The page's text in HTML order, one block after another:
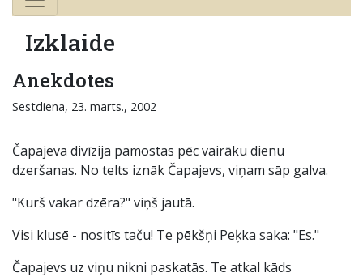
Izklaide
Anekdotes
Sestdiena, 23. marts., 2002
Čapajeva divīzija pamostas pēc vairāku dienu
dzeršanas. No telts iznāk Čapajevs, viņam sāp galva.
"Kurš vakar dzēra?" viņš jautā.
Visi klusē - nositīs taču! Te pēkšņi Peķka saka: "Es."
Čapajevs uz viņu nikni paskatās. Te atkal kāds